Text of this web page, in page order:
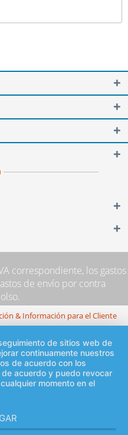
correspondiente, los gastos
de envío por contra
& Información para el Cliente
de sitios web de
continuamente nuestros
de acuerdo con los
acuerdo y puedo revocar
momento en el